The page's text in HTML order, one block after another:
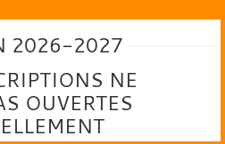
2026-2027
NE
OUVERTES